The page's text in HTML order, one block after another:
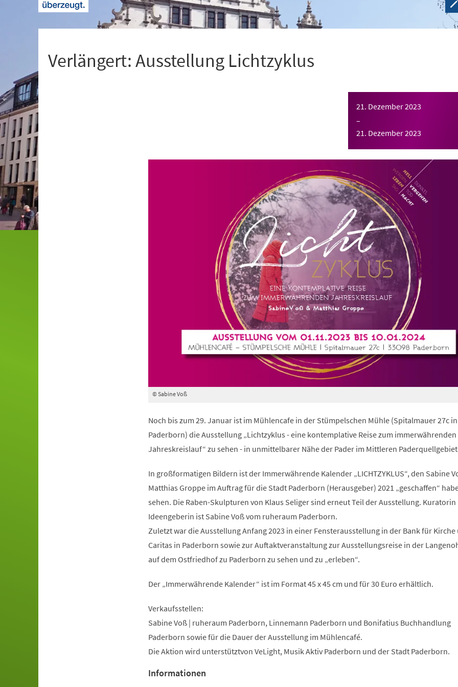
Verlängert: Ausstellung Lichtzyklus
21. Dezember 2023
–
21. Dezember 2023
© Sabine Voß
Noch bis zum 29. Januar ist im Mühlencafe in der Stümpelschen Mühle (Spitalmauer 27c in
Paderborn) die Ausstellung „Lichtzyklus - eine kontemplative Reise zum immerwährenden
Jahreskreislauf“ zu sehen - in unmittelbarer Nähe der Pader im Mittleren
In großformatigen Bildern ist der Immerwährende Kalender „LICHTZYKLUS“, den Sabine
Matthias Groppe im Auftrag für die Stadt Paderborn (Herausgeber) 2021 „geschaffen“
sehen. Die Raben-Skulpturen von Klaus Seliger sind erneut Teil der Ausstellung.
Ideengeberin ist Sabine Voß vom ruheraum Paderborn.
Zuletzt war die Ausstellung Anfang 2023 in einer Fensterausstellung in der Bank für Kirche
Caritas in Paderborn sowie zur Auftaktveranstaltung zur Ausstellungsreise in der
auf dem Ostfriedhof zu Paderborn zu sehen und zu „erleben“.
Der „Immerwährende Kalender“ ist im Format 45 x 45 cm und für 30 Euro erhältlich.
Verkaufsstellen:
Sabine Voß | ruheraum Paderborn, Linnemann Paderborn und Bonifatius Buchhandlung
Paderborn sowie für die Dauer der Ausstellung im Mühlencafé.
Die Aktion wird unterstütztvon VeLight, Musik Aktiv Paderborn und der Stadt Paderborn.
Informationen